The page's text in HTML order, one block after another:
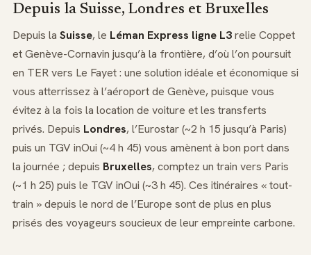
Depuis la Suisse, Londres et Bruxelles
Depuis la Suisse, le Léman Express ligne L3relie Coppet
et Genève-Cornavin jusqu’à la frontière, d’où l’on poursuit
en TER vers Le Fayet : une solution idéale et économique si
vous atterrissez à l’aéroport de Genève, puisque vous
évitez à la fois la location de voiture et les transferts
privés. Depuis Londres, l’Eurostar (~2 h 15 jusqu’à Paris)
puis un TGV inOui (~4 h 45) vous amènent à bon port dans
la journée ; depuis Bruxelles, comptez un train vers Paris
(~1 h 25) puis le TGV inOui (~3 h 45). Ces itinéraires « tout-
train » depuis le nord de l’Europe sont de plus en plus
prisés des voyageurs soucieux de leur empreinte carbone.